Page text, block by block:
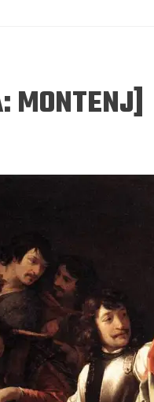
MONTENJ]
na življenje pod
navikli smo da užižemo
ikonama, ali ne i pred
čovjekom.
Podijelite na:
Pinterest